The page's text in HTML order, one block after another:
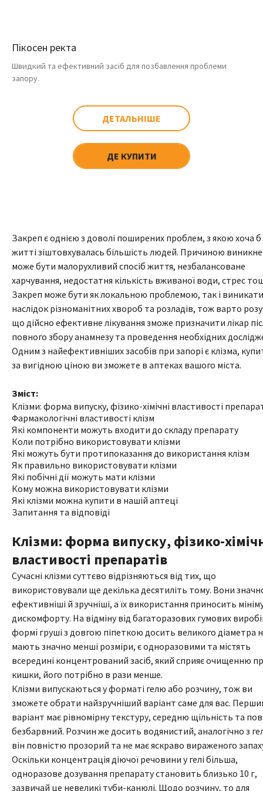
Пікосен ректа
Швидкий та ефективний засіб для позбавлення проблеми
запору.
ДЕТАЛЬНІШЕ
ДЕ КУПИТИ
Закреп є однією з доволі поширених проблем, з якою хоча б
житті зіштовхувалась більшість людей. Причиною
може бути малорухливий спосіб життя, незбалансоване
харчування, недостатня кількість вживаної води, стрес
Закреп може бути як локальною проблемою, так і
наслідок різноманітних хвороб та розладів, тож варто
що дійсно ефективне лікування зможе призначити лікар
повного збору анамнезу та проведення необхідних
Одним з найефективніших засобів при запорі є клізма,
за вигідною ціною ви зможете в аптеках вашого міста.
Зміст:
Клізми: форма випуску, фізико-хімічні властивості
Фармакологічні властивості клізм
Які компоненти можуть входити до складу препарату
Коли потрібно використовувати клізми
Які можуть бути протипоказання до використання клізм
Як правильно використовувати клізми
Які побічні дії можуть мати клізми
Кому можна використовувати клізми
Які клізми можна купити в нашій аптеці
Запитання та відповіді
Клізми: форма випуску, фізико-
властивості препаратів
Сучасні клізми суттєво відрізняються від тих, що
використовували ще декілька десятиліть тому. Вони
ефективніші й зручніші, а їх використання приносить
дискомфорту. На відміну від багаторазових гумових
формі груші з довгою піпеткою досить великого діаметра
мають значно менші розміри, є одноразовими та містять
всередині концентрований засіб, який сприяє очищенню
кишки, його потрібно в рази менше.
Клізми випускаються у форматі гелю або розчину, тож ви
зможете обрати найзручніший варіант саме для вас.
варіант має рівномірну текстуру, середню щільність та
безбарвний. Розчин же досить водянистий, аналогічно з
він повністю прозорий та не має яскраво вираженого
Оскільки концентрація діючої речовини у гелі більша,
одноразове дозування препарату становить близько 10 г,
зазвичай це невеликі туби-канюлі. Щодо розчину, то для